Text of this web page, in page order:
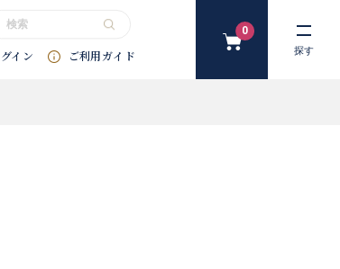
イン ご利用ガイド
カ
0
探す